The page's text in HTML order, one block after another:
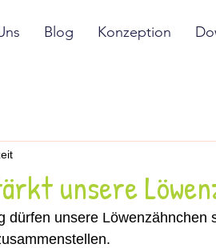
Blog Konzeption
unsere
dürfen unsere Löwenzähnchen